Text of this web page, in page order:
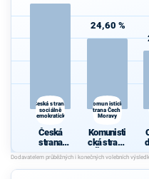
Česká strana
sociálně
demokratická
Česká
strana
sociálně
demokrati
cká
24,60 %
Komunistická
strana Čech a
Moravy
Komunisti
cká strana
Čech a
Moravy